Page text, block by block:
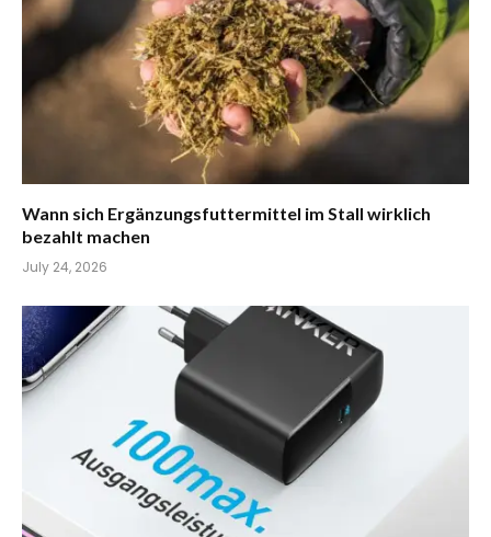
Wann sich Ergänzungsfuttermittel im Stall wirklich
bezahlt machen
July 24, 2026